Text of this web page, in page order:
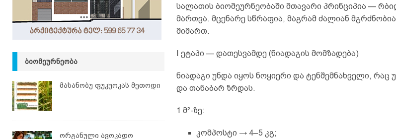
სალათის ბიომეურნეობაში მთავარი პრინციპია —
მართვა. მცენარე სწრაფია, მაგრამ ძალიან
მიმართ.
I ეტაპი — დათესვამდე (ნიადაგის მომზადება)
ნიადაგი უნდა იყოს ნოყიერი და ტენშემნახველი,
და თანაბარ ზრდას.
1 მ²-ზე:
კომპოსტი → 4–5 კგ;
ᲑᲘᲝᲛᲔᲣᲠᲜᲔᲝᲑᲐ
მასანობუ ფუკუოკას მეთოდი
ორგანული ავოკადო